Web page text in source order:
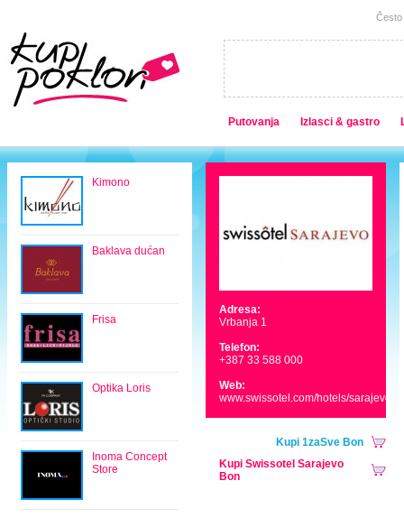
Često
Putovanja Izlasci & gastro
Kimono
Baklava dućan
Frisa
Optika Loris
Inoma Concept
Store
Adresa:
Vrbanja 1
Telefon:
+387 33 588 000
Web:
www.swissotel.com/hotels/sarajevo/
Kupi 1zaSve Bon
Kupi Swissotel Sarajevo
Bon